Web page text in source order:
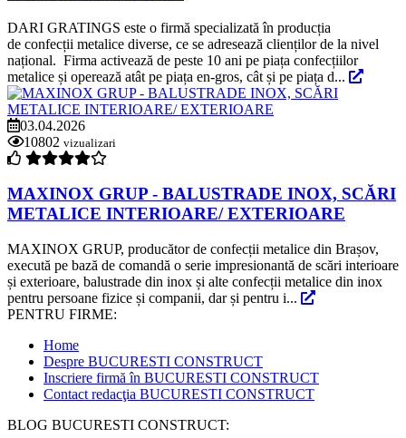
DARI GRATINGS este o firmă specializată în producția
de confecții metalice diverse, ce se adresează clienților de la nivel
național. Firma activează de peste 10 ani pe piața confecțiilor
metalice și operează atât pe piața en-gros, cât și pe piața d...
03.04.2026
10802 vizualizari
MAXINOX GRUP - BALUSTRADE INOX, SCĂRI
METALICE INTERIOARE/ EXTERIOARE
MAXINOX GRUP, producător de confecții metalice din Brașov,
execută pe bază de comandă o serie impresionantă de scări interioare
și exterioare, balustrade din inox și alte confecții metalice din inox
pentru persoane fizice și companii, dar și pentru i...
PENTRU FIRME:
Home
Despre BUCURESTI CONSTRUCT
Inscriere firmă în BUCURESTI CONSTRUCT
Contact redacţia BUCURESTI CONSTRUCT
BLOG BUCURESTI CONSTRUCT: